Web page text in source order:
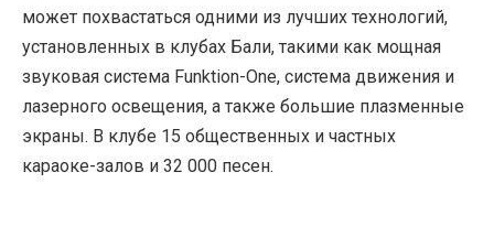
может похвастаться одними из лучших технологий,
установленных в клубах Бали, такими как мощная
звуковая система Funktion-One, система движения и
лазерного освещения, а также большие плазменные
экраны. В клубе 15 общественных и частных
караоке-залов и 32 000 песен.